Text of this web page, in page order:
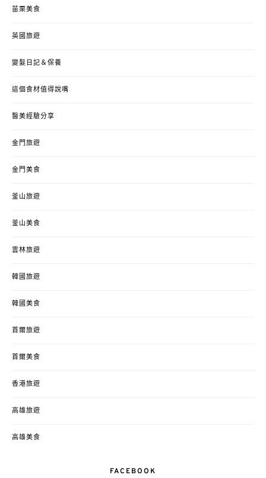
苗栗美食
英國旅遊
變髮日記＆保養
這個食材值得說嘴
醫美經驗分享
金門旅遊
金門美食
釜山旅遊
釜山美食
雲林旅遊
韓國旅遊
韓國美食
首爾旅遊
首爾美食
香港旅遊
高雄旅遊
高雄美食
FACEBOOK